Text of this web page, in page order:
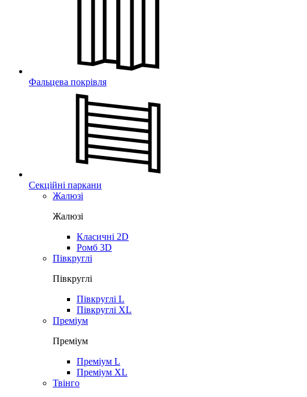
Фальцева покрівля
Секційні паркани
Жалюзі
Жалюзі
Класичні 2D
Ромб 3D
Півкруглі
Півкруглі
Півкруглі L
Півкруглі XL
Преміум
Преміум
Преміум L
Преміум XL
Твінго